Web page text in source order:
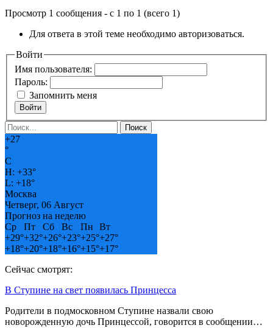
Просмотр 1 сообщения - с 1 по 1 (всего 1)
Для ответа в этой теме необходимо авторизоваться.
Войти
Имя пользователя:
Пароль:
Запомнить меня
Войти
+27
°
C
H: +33°
L: +18°
Москва
Четверг, 06 Август
Прогноз на неделю
Ср
Пт Сб Вс Пн
Вт
+29°+32°+26°+23°+25°+27°
+18°+20°+18°+16°+15°+17°
Сейчас смотрят:
В Ступине на свет появилась Принцесса
Родители в подмосковном Ступине назвали свою
новорожденную дочь Принцессой, говорится в сообщении…